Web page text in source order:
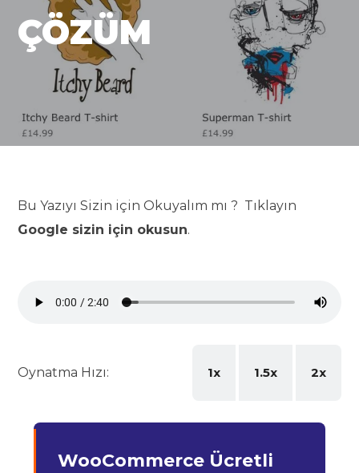
ÇÖZÜM
Bu Yazıyı Sizin için Okuyalım mı ? Tıklayın
Google sizin için okusun.
Oynatma Hızı: 1x 1.5x 2x
WooCommerce Ücretli